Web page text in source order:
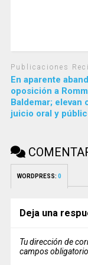
Publicaciones
En aparente
oposición a
Baldemar; elevan
juicio oral y
WORDPRESS: 0
Deja una
Tu dirección de
campos